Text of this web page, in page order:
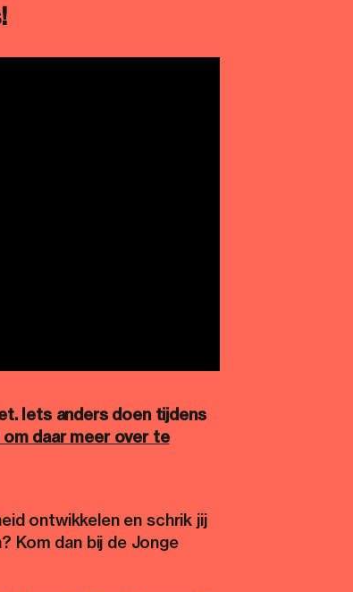
Iets anders doen tijdens
om daar meer over te
ontwikkelen en schrik jij
Kom dan bij de Jonge